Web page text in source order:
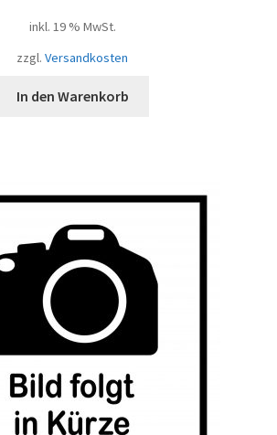
inkl. 19 % MwSt.
zzgl. Versandkosten
In den Warenkorb